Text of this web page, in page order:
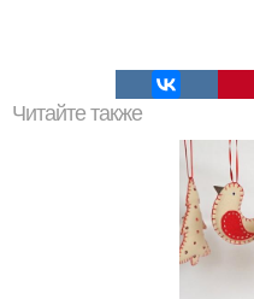
Читайте также